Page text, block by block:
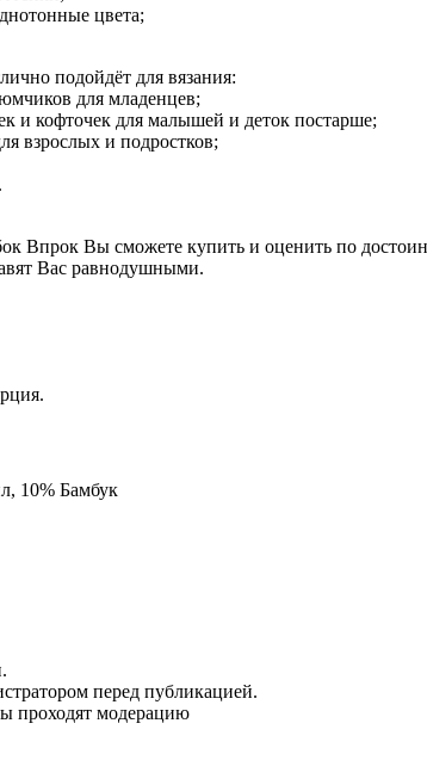
цвета;
подойдёт для вязания:
для младенцев;
и кофточек для малышей и деток постарше;
взрослых и подростков;
Впрок Вы сможете купить и оценить по
Вас равнодушными.
10% Бамбук
перед публикацией.
проходят модерацию